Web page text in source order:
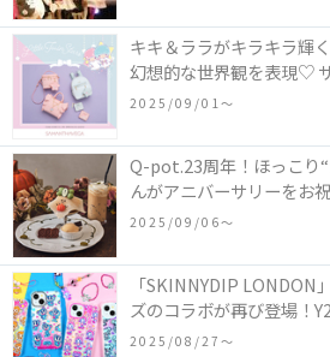
キキ＆ララがキラキラ輝
幻想的な世界観を表現♡
ツインスターズ』50周年
2025/09/01〜
Q-pot.23周年！ほっこり
んがアニバーサリーをお
ーキアクセサリー」が新
「かぼちゃのオバケーキ
2025/09/06〜
「SKINNYDIP LONDON
ズのコラボが再び登場！
作コレクションを発売♪
2025/08/27〜